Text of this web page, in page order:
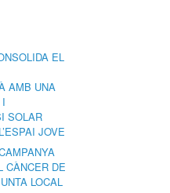
EL
AMB UNA
SOLAR
JOVE
CÀNCER DE
LOCAL